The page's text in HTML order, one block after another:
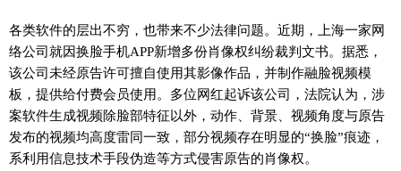
各类软件的层出不穷，也带来不少法律问题。近期，上海一家网
络公司就因换脸手机APP新增多份肖像权纠纷裁判文书。据悉，
该公司未经原告许可擅自使用其影像作品，并制作融脸视频模
板，提供给付费会员使用。多位网红起诉该公司，法院认为，涉
案软件生成视频除脸部特征以外，动作、背景、视频角度与原告
发布的视频均高度雷同一致，部分视频存在明显的“换脸”痕迹，
系利用信息技术手段伪造等方式侵害原告的肖像权。